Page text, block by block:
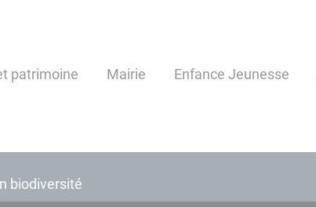
patrimoine Mairie Enfance Jeunesse
biodiversité